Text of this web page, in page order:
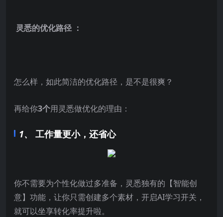
灵悉的优化路径 ：
怎么样，如此简洁的优化路径，是不是很爽？
再给你3个用灵悉做优化的理由：
1、 工作量更小，还省心
你不需要为个性化做过多准备，灵悉独有的【智能创
意】功能，让你只需创建多个素材，开启AI学习开关，
就可以坐享转化率提升啦。